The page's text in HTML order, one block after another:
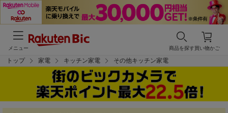
買い物かご
商品を探す
メニュー
トップ 家電 キッチン家電 その他キッチン家電